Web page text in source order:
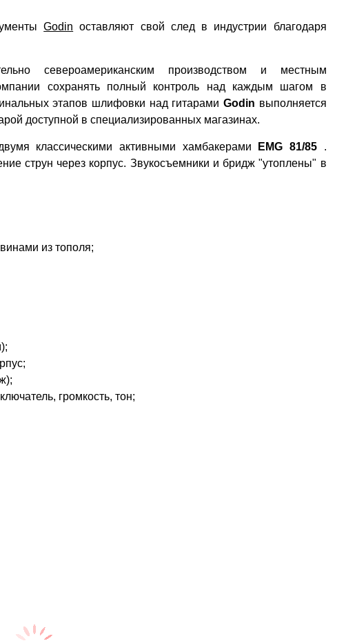
Godin оставляют свой след в индустрии благодаря
североамериканским производством и местным
сохранять полный контроль над каждым шагом в
этапов шлифовки над гитарами Godin выполняется
доступной в специализированных магазинах.
классическими активными хамбакерами EMG 81/85.
струн через корпус. Звукосъемники и бридж "утоплены" в
из тополя;
громкость, тон;